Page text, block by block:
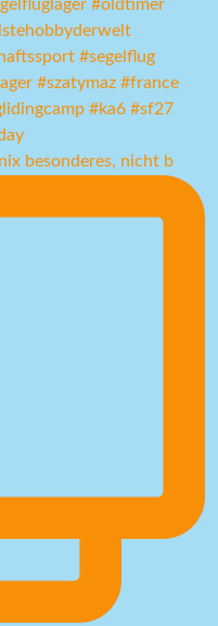
besonderes, nicht b